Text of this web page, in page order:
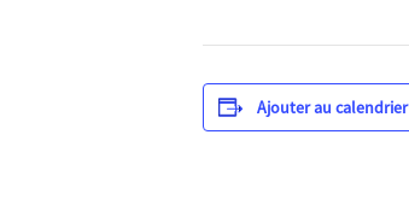
Ajouter au calendrier